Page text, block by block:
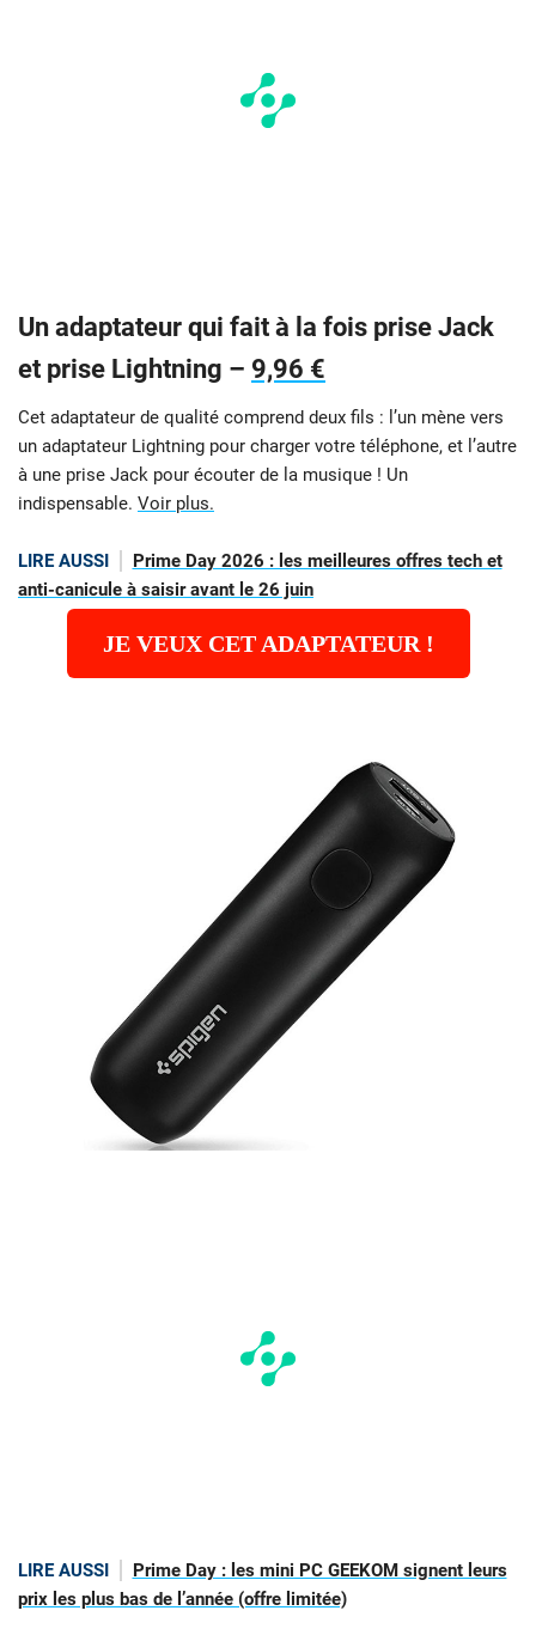
Un adaptateur qui fait à la fois prise Jack
et prise Lightning – 9,96 €
Cet adaptateur de qualité comprend deux fils : l’un mène vers
un adaptateur Lightning pour charger votre téléphone, et l’autre
à une prise Jack pour écouter de la musique ! Un
indispensable. Voir plus.
LIRE AUSSI
Prime Day 2026 : les meilleures offres tech et
anti-canicule à saisir avant le 26 juin
JE VEUX CET ADAPTATEUR !
LIRE AUSSI
Prime Day : les mini PC GEEKOM signent leurs
prix les plus bas de l’année (offre limitée)